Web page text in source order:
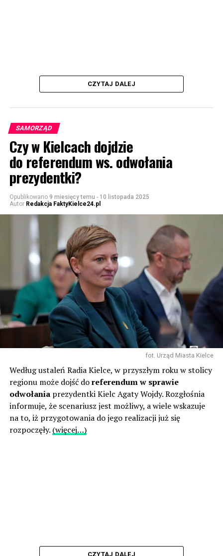
CZYTAJ DALEJ
SAMORZĄD
Czy w Kielcach dojdzie
do referendum ws. odwołania
prezydentki?
Opublikowano 9 miesięcy temu - 10 listopada 2025
Autor Redakcja FaktyKielce24.pl
fot. Urząd Miasta Kielce
Według ustaleń Radia Kielce, w przyszłym roku w stolicy
regionu może dojść doreferendum w sprawie
odwołaniaprezydentki Kielc Agaty Wojdy. Rozgłośnia
informuje, że scenariusz jest możliwy, a wiele wskazuje
na to, iż przygotowania do jego realizacji już się
rozpoczęły. (więcej…)
CZYTAJ DALEJ